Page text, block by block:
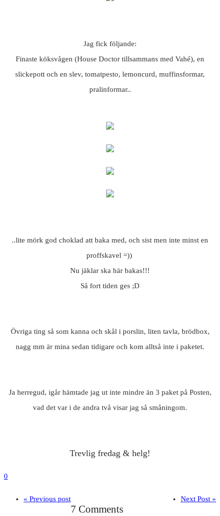
Jag fick följande:
Finaste köksvågen (House Doctor tillsammans med Vahé), en
slickepott och en slev, tomatpesto, lemoncurd, muffinsformar,
pralinformar..
..lite mörk god choklad att baka med, och sist men inte minst en
proffskavel =))
Nu jäklar ska här bakas!!!
Så fort tiden ges ;D
Övriga ting så som kanna och skål i porslin, liten tavla, brödbox,
nagg mm är mina sedan tidigare och kom alltså inte i paketet.
Ja herregud, igår hämtade jag ut inte mindre än 3 paket på Posten,
vad det var i de andra två visar jag så småningom.
Trevlig fredag & helg!
0
« Previous post Next Post »
7 Comments